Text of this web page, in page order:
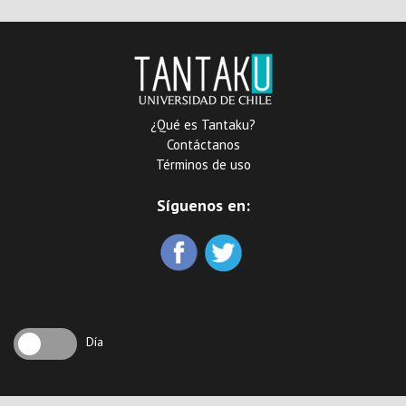
¿Qué es Tantaku?
Contáctanos
Términos de uso
Síguenos en:
Día